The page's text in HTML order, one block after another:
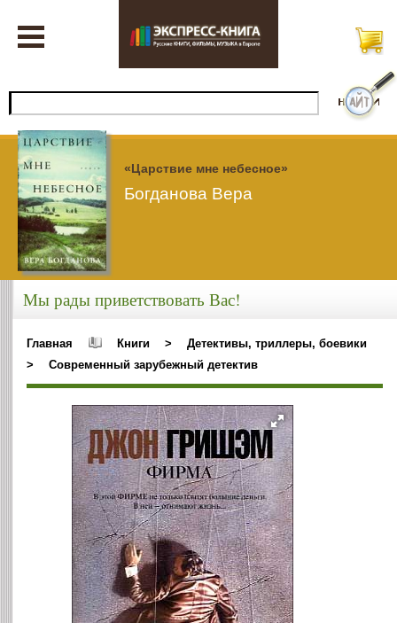
«Царствие мне небесное»
Богданова Вера
Мы рады приветствовать Вас!
Главная Книги >
Детективы, триллеры, боевики
>
Современный зарубежный детектив